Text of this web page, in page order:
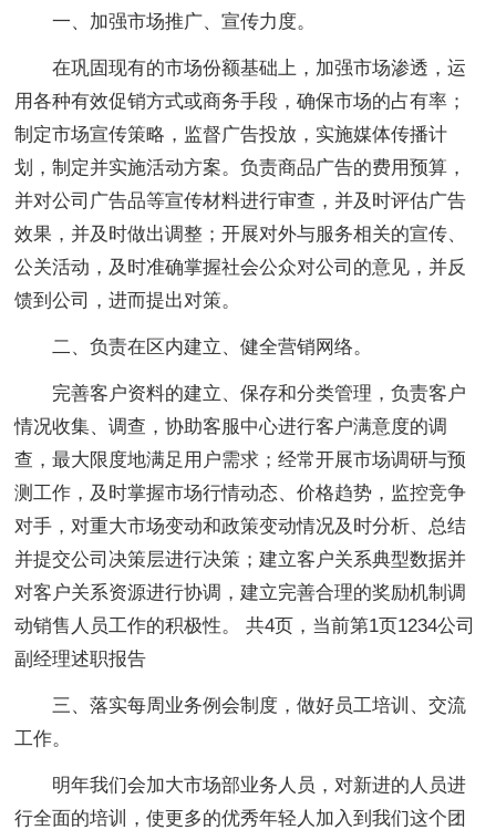
一、加强市场推广、宣传力度。
在巩固现有的市场份额基础上，加强市场渗透，运
用各种有效促销方式或商务手段，确保市场的占有率；
制定市场宣传策略，监督广告投放，实施媒体传播计
划，制定并实施活动方案。负责商品广告的费用预算，
并对公司广告品等宣传材料进行审查，并及时评估广告
效果，并及时做出调整；开展对外与服务相关的宣传、
公关活动，及时准确掌握社会公众对公司的意见，并反
馈到公司，进而提出对策。
二、负责在区内建立、健全营销网络。
完善客户资料的建立、保存和分类管理，负责客户
情况收集、调查，协助客服中心进行客户满意度的调
查，最大限度地满足用户需求；经常开展市场调研与预
测工作，及时掌握市场行情动态、价格趋势，监控竞争
对手，对重大市场变动和政策变动情况及时分析、总结
并提交公司决策层进行决策；建立客户关系典型数据并
对客户关系资源进行协调，建立完善合理的奖励机制调
动销售人员工作的积极性。 共4页，当前第1页1234公司
副经理述职报告
三、落实每周业务例会制度，做好员工培训、交流
工作。
明年我们会加大市场部业务人员，对新进的人员进
行全面的培训，使更多的优秀年轻人加入到我们这个团